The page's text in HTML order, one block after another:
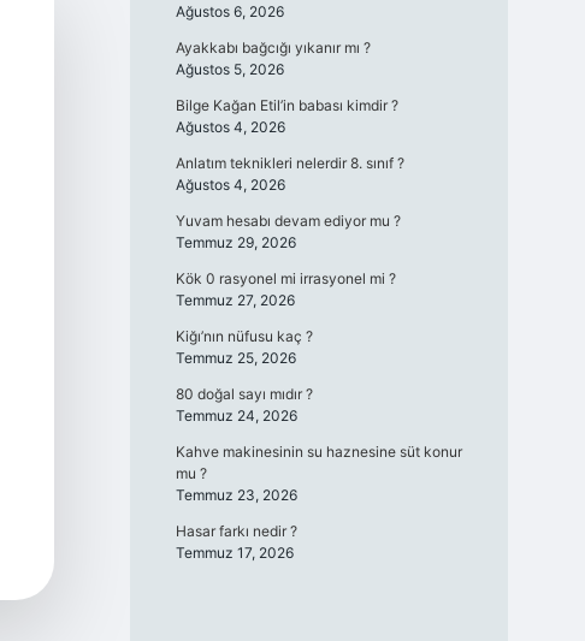
Ağustos 6, 2026
Ayakkabı bağcığı yıkanır mı ?
Ağustos 5, 2026
Bilge Kağan Etil’in babası kimdir ?
Ağustos 4, 2026
Anlatım teknikleri nelerdir 8. sınıf ?
Ağustos 4, 2026
Yuvam hesabı devam ediyor mu ?
Temmuz 29, 2026
Kök 0 rasyonel mi irrasyonel mi ?
Temmuz 27, 2026
Kiğı’nın nüfusu kaç ?
Temmuz 25, 2026
80 doğal sayı mıdır ?
Temmuz 24, 2026
Kahve makinesinin su haznesine süt konur
mu ?
Temmuz 23, 2026
Hasar farkı nedir ?
Temmuz 17, 2026